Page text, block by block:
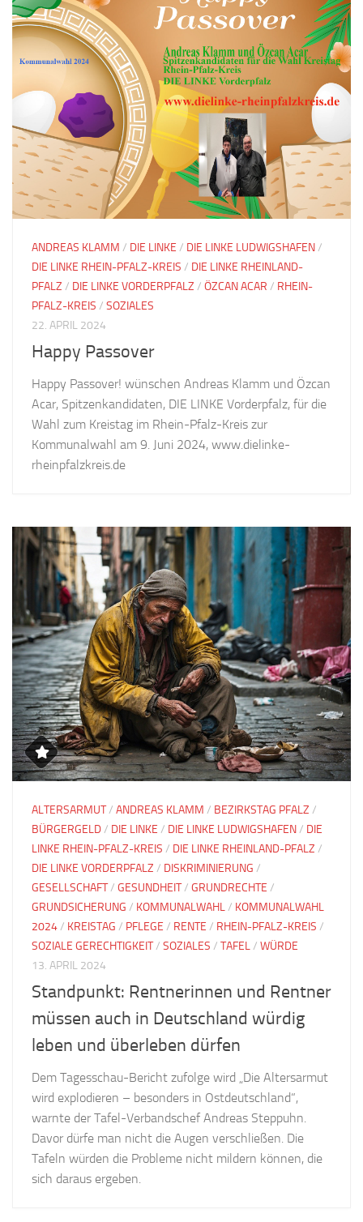
ANDREAS KLAMM / DIE LINKE / DIE LINKE LUDWIGSHAFEN/
DIE LINKE RHEIN-PFALZ-KREIS / DIE LINKE RHEINLAND-
PFALZ / DIE LINKE VORDERPFALZ / ÖZCAN ACAR / RHEIN-
PFALZ-KREIS / SOZIALES
22. APRIL 2024
Happy Passover
Happy Passover! wünschen Andreas Klamm und Özcan
Acar, Spitzenkandidaten, DIE LINKE Vorderpfalz, für die
Wahl zum Kreistag im Rhein-Pfalz-Kreis zur
Kommunalwahl am 9. Juni 2024, www.dielinke-
rheinpfalzkreis.de
ALTERSARMUT/ ANDREAS KLAMM / BEZIRKSTAG PFALZ /
BÜRGERGELD/ DIE LINKE / DIE LINKE LUDWIGSHAFEN/ DIE
LINKE RHEIN-PFALZ-KREIS / DIE LINKE RHEINLAND-PFALZ /
DIE LINKE VORDERPFALZ / DISKRIMINIERUNG /
GESELLSCHAFT/ GESUNDHEIT/ GRUNDRECHTE /
GRUNDSICHERUNG / KOMMUNALWAHL/ KOMMUNALWAHL
2024/ KREISTAG / PFLEGE / RENTE / RHEIN-PFALZ-KREIS /
SOZIALE GERECHTIGKEIT/ SOZIALES / TAFEL/ WÜRDE
13. APRIL 2024
Standpunkt: Rentnerinnen und Rentner
müssen auch in Deutschland würdig
leben und überleben dürfen
Dem Tagesschau-Bericht zufolge wird „Die Altersarmut
wird explodieren – besonders in Ostdeutschland“,
warnte der Tafel-Verbandschef Andreas Steppuhn.
Davor dürfe man nicht die Augen verschließen. Die
Tafeln würden die Probleme nicht mildern können, die
sich daraus ergeben.